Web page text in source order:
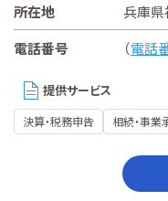
所在地
兵庫県
電話番号
（電話
提供サービス
決算・税務申告 相続・事業